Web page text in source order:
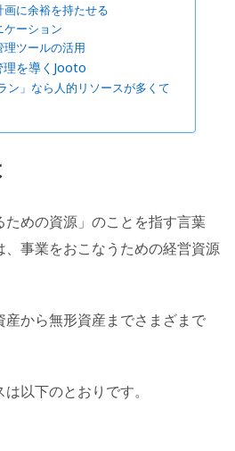
画に余裕を持たせる
ケーション
理ツールの活用
を導くJooto
ン」なら人的リソースが多くて
ための資源」のことを指す言葉
事業をおこなうための経営資源
産から無形資産までさまざまで
以下のとおりです。